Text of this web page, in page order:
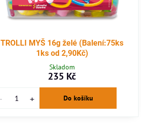
TROLLI MYŠ 16g želé (Balení:75ks
1ks od 2,90Kč)
Skladom
235 Kč
Do košíku